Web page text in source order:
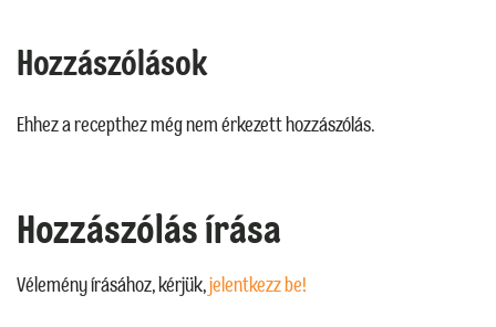
Hozzászólások
Ehhez a recepthez még nem érkezett hozzászólás.
Hozzászólás írása
Vélemény írásához, kérjük,jelentkezz be!